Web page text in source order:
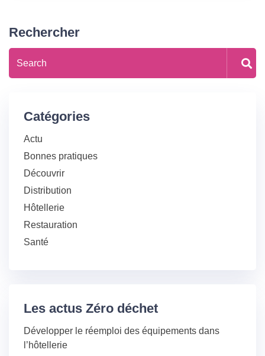
Rechercher
Catégories
Actu
Bonnes pratiques
Découvrir
Distribution
Hôtellerie
Restauration
Santé
Les actus Zéro déchet
Développer le réemploi des équipements dans
l’hôtellerie